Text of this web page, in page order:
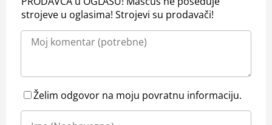
strojeve u oglasima! Strojevi su prodavači!
Želim odgovor na moju povratnu informaciju.